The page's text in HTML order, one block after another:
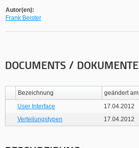
Autor(en):
Frank Beister
DOCUMENTS / DOKUMENTE
Bezeichnung geändert am
User Interface
17.04.2012
Verteilungstypen
17.04.2012